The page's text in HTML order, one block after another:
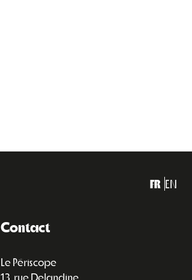
FR EN
Contact
Le Périscope
13, rue Delandine